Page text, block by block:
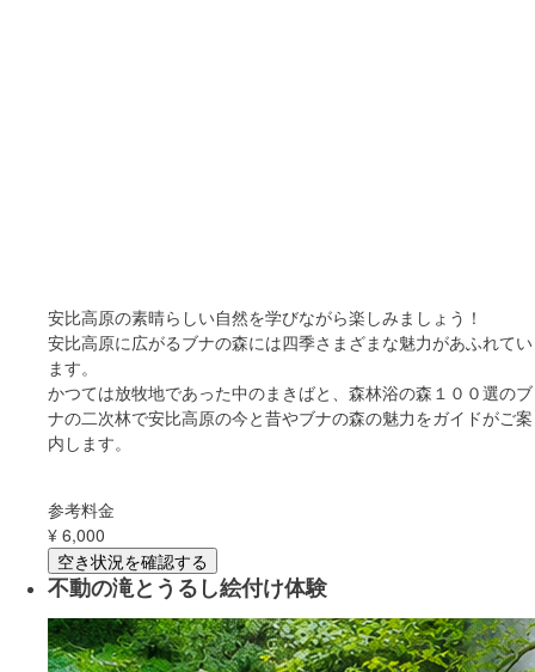
安比高原の素晴らしい自然を学びながら楽しみましょう！
安比高原に広がるブナの森には四季さまざまな魅力があふれてい
ます。
かつては放牧地であった中のまきばと、森林浴の森１００選のブ
ナの二次林で安比高原の今と昔やブナの森の魅力をガイドがご案
内します。
参考料金
¥ 6,000
空き状況を確認する
不動の滝とうるし絵付け体験